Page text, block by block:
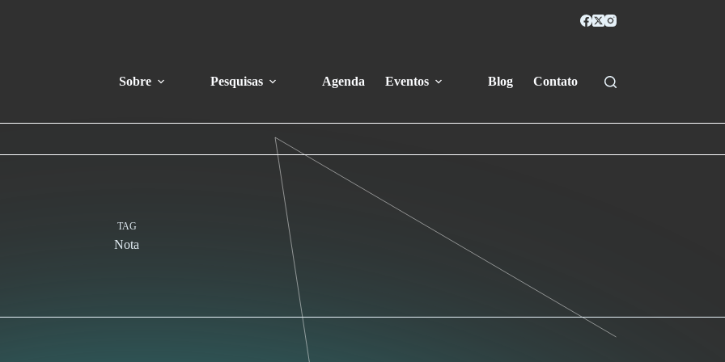
Sobre Pesquisas Agenda Eventos Blog Contato
TAG
Nota